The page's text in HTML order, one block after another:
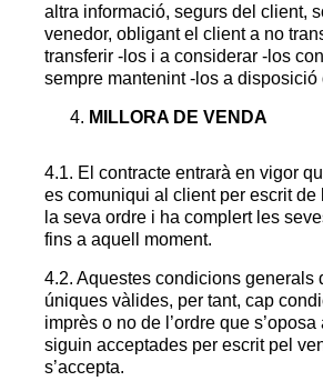
altra informació, segurs del client,
venedor, obligant el client a no
transferir -los i a considerar -los
sempre mantenint -los a disposició
MILLORA DE VENDA
4.1. El contracte entrarà en vigor
es comuniqui al client per escrit de
la seva ordre i ha complert les
fins a aquell moment.
4.2. Aquestes condicions generals
úniques vàlides, per tant, cap
imprès o no de l’ordre que
siguin acceptades per escrit pel
s’accepta.